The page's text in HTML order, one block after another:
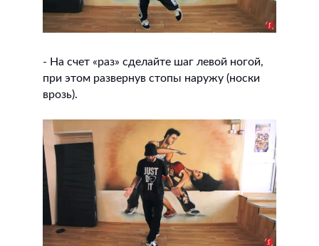
- На счет «раз» сделайте шаг левой ногой,
при этом развернув стопы наружу (носки
врозь).